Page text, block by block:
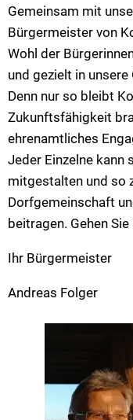
Gemeinsam mit
Bürgermeister von
Wohl der
und gezielt in
Denn nur so bleibt
Zukunftsfähigkeit
ehrenamtliches
Jeder Einzelne kann
mitgestalten und so
Dorfgemeinschaft
beitragen. Gehen
Ihr Bürgermeister
Andreas Folger